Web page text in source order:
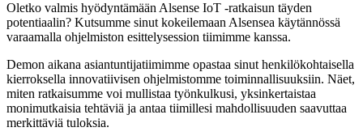
Oletko valmis hyödyntämään Alsense IoT ‑ratkaisun täyden
potentiaalin? Kutsumme sinut kokeilemaan Alsensea käytännössä
varaamalla ohjelmiston esittelysession tiimimme kanssa.
Demon aikana asiantuntijatiimimme opastaa sinut henkilökohtaisella
kierroksella innovatiivisen ohjelmistomme toiminnallisuuksiin. Näet,
miten ratkaisumme voi mullistaa työnkulkusi, yksinkertaistaa
monimutkaisia tehtäviä ja antaa tiimillesi mahdollisuuden saavuttaa
merkittäviä tuloksia.